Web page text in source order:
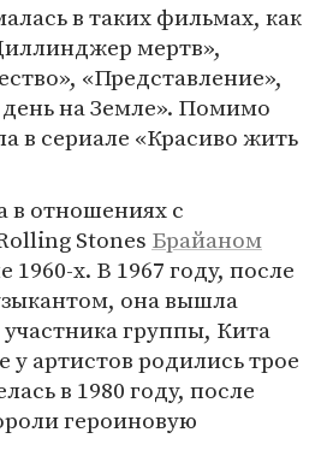
в таких фильмах, как
мертв»,
«Представление»,
на Земле». Помимо
в сериале «Красиво жить
в отношениях с
Stones Брайаном
1960-х. В 1967 году, после
она вышла
группы, Кита
у артистов родились трое
в 1980 году, после
героиновую